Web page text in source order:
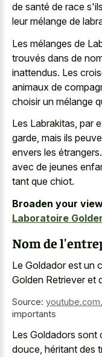
de santé de race
leur mélange de
Les mélanges de
trouvés dans de
inattendus. Les
animaux de
choisir un mélange
Les Labrakitas, par
garde, mais ils
envers les
avec de jeunes
tant que chiot.
Broaden your
Laboratoire
Nom de
Le Goldador est un
Golden Retriever et
Source: youtube.com
importants
Les Goldadors sont
douce, héritant des